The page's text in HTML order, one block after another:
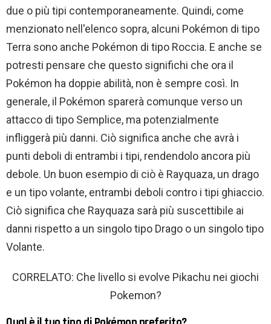
due o più tipi contemporaneamente. Quindi, come
menzionato nell'elenco sopra, alcuni Pokémon di tipo
Terra sono anche Pokémon di tipo Roccia. E anche se
potresti pensare che questo significhi che ora il
Pokémon ha doppie abilità, non è sempre così. In
generale, il Pokémon sparerà comunque verso un
attacco di tipo Semplice, ma potenzialmente
infliggerà più danni. Ciò significa anche che avrà i
punti deboli di entrambi i tipi, rendendolo ancora più
debole. Un buon esempio di ciò è Rayquaza, un drago
e un tipo volante, entrambi deboli contro i tipi ghiaccio.
Ciò significa che Rayquaza sarà più suscettibile ai
danni rispetto a un singolo tipo Drago o un singolo tipo
Volante.
CORRELATO: Che livello si evolve Pikachu nei giochi
Pokemon?